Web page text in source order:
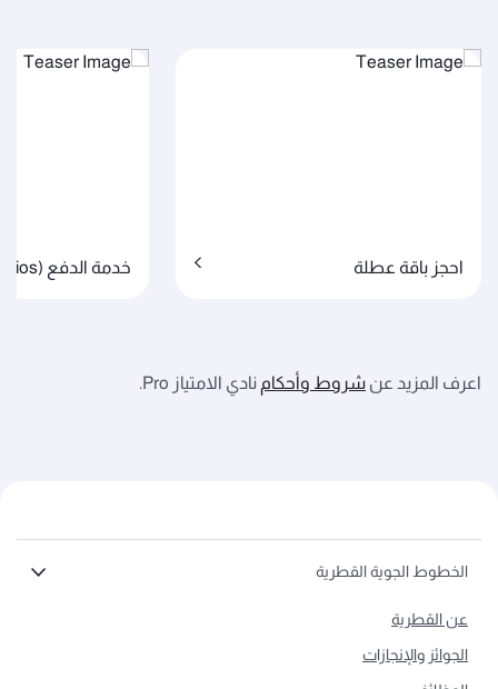
احجز باقة عطلة خدمة الدفع (Cash + Avios)
اعرف المزيد عن شروط وأحكام نادي الامتياز Pro.
الخطوط الجوية القطرية
عن القطرية
الجوائز والإنجازات